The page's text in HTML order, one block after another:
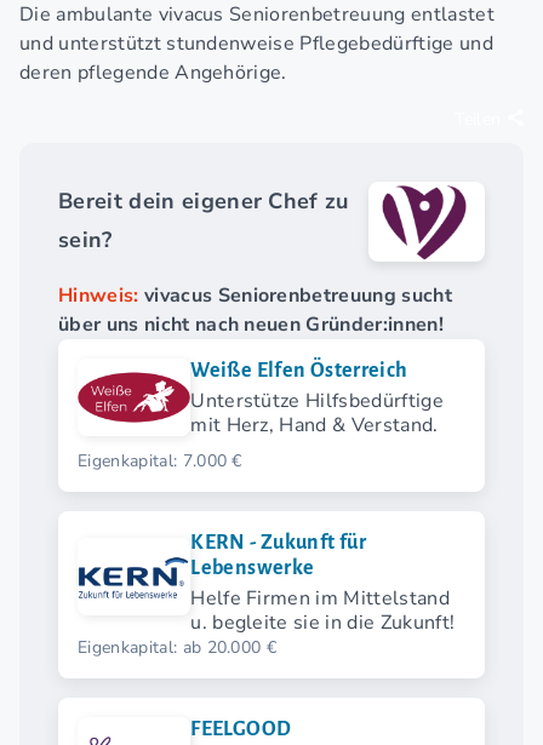
Die ambulante vivacus Seniorenbetreuung entlastet
und unterstützt stundenweise Pflegebedürftige und
deren pflegende Angehörige.
Bereit dein eigener Chef zu
sein?
Hinweis: vivacus Seniorenbetreuung sucht
über uns nicht nach neuen Gründer:innen!
Weiße Elfen Österreich
Unterstütze Hilfsbedürftige
mit Herz, Hand & Verstand.
Eigenkapital: 7.000 €
KERN - Zukunft für
Lebenswerke
Helfe Firmen im Mittelstand
u. begleite sie in die Zukunft!
Eigenkapital: ab 20.000 €
FEELGOOD